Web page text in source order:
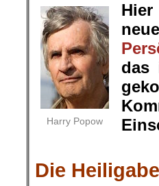
Harry Popow
das
Die